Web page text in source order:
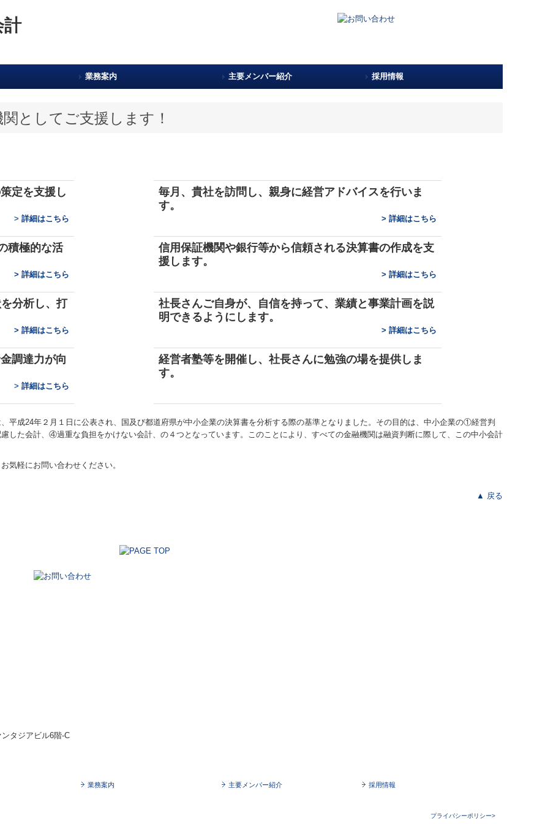
業務案内 主要メンバー紹介 採用情報
としてご支援します！
定を支援し
> 詳細はこちら
積極的な活
> 詳細はこちら
分析し、打
> 詳細はこちら
調達力が向
> 詳細はこちら
毎月、貴社を訪問し、親身に経営アドバイスを行いま
す。
> 詳細はこちら
信用保証機関や銀行等から信頼される決算書の作成を支
援します。
> 詳細はこちら
社長さんご自身が、自信を持って、業績と事業計画を説
明できるようにします。
> 詳細はこちら
経営者塾等を開催 し、 社長さんに勉強の場を提供しま
す。
平成24年２月１日に公表され、国及び都道府県が中小企業の決算書を分析する際の基準となりました。その目的は、中小企業の①経営判
た会計、④過重な負担をかけない会計、の４つとなっています。このことにより、すべての金融機関は融資判断に際して、この中小会計
気軽にお問い合わせください。
▲ 戻る
タジアビル6階-C
業務案内 主要メンバー紹介 採用情報
プライバシーポリシー>